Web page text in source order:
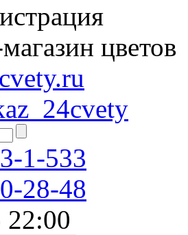
цветов
1-533
28-48
22:00